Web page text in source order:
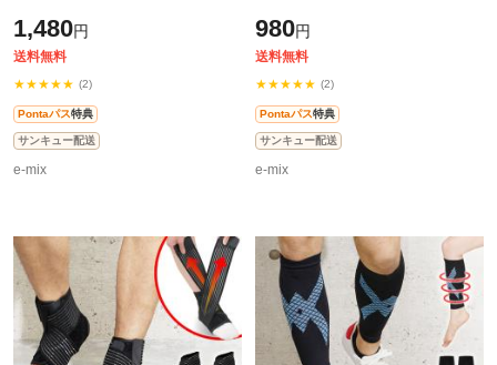
気 ランキング おすすめ スポーツ
1,480円
送料無料
★★★★★ (2)
Pontaパス特典
サンキュー配送
e-mix
ポーツ ゴルフ アウトドア キャン
980円
送料無料
★★★★★ (2)
Pontaパス特典
サンキュー配送
e-mix